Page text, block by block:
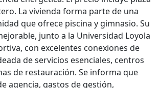
La vivienda forma parte de una
que ofrece piscina y gimnasio. Su
junto a la Universidad Loyola
con excelentes conexiones de
de servicios esenciales, centros
de restauración. Se informa que
agencia, gastos de gestión,